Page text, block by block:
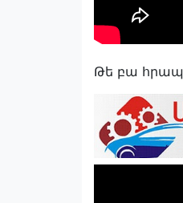
Թե բա